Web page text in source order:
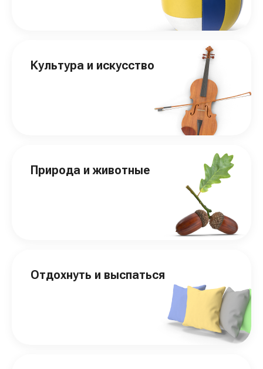
Культура и искусство
Природа и животные
Отдохнуть и выспаться